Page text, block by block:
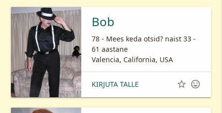
Bob
78 - Mees keda otsid? naist 33 -
61 aastane
Valencia, California, USA
KIRJUTA TALLE  